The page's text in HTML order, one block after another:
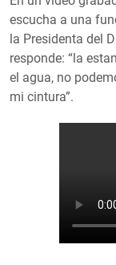
escucha a una
la Presidenta del
responde: “la
el agua, no
mi cintura”.